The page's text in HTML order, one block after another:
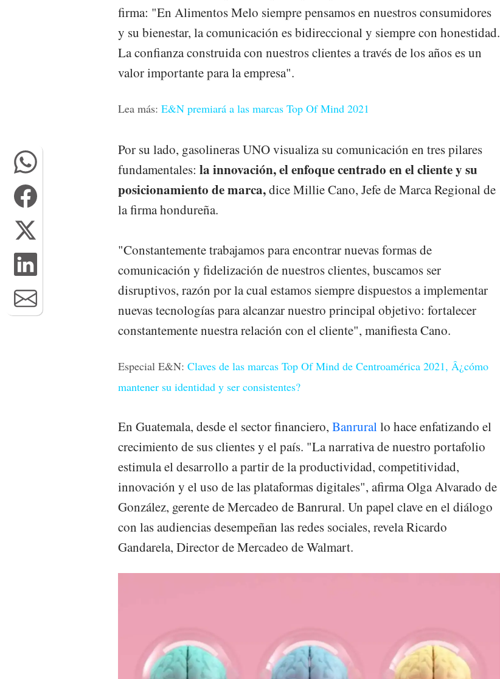
firma: "En Alimentos Melo siempre pensamos en nuestros consumidores
y su bienestar, la comunicación es bidireccional y siempre con honestidad.
La confianza construida con nuestros clientes a través de los años es un
valor importante para la empresa".
Lea más: E&N premiará a las marcas Top Of Mind 2021
Por su lado, gasolineras UNO visualiza su comunicación en tres pilares
fundamentales: la innovación, el enfoque centrado en el cliente y su
posicionamiento de marca,dice Millie Cano, Jefe de Marca Regional de
la firma hondureña.
"Constantemente trabajamos para encontrar nuevas formas de
comunicación y fidelización de nuestros clientes, buscamos ser
disruptivos, razón por la cual estamos siempre dispuestos a implementar
nuevas tecnologías para alcanzar nuestro principal objetivo: fortalecer
constantemente nuestra relación con el cliente", manifiesta Cano.
Especial E&N: Claves de las marcas Top Of Mind de Centroamérica 2021, Â¿cómo
mantener su identidad y ser consistentes?
En Guatemala, desde el sector financiero, Banrurallo hace enfatizando el
crecimiento de sus clientes y el país. "La narrativa de nuestro portafolio
estimula el desarrollo a partir de la productividad, competitividad,
innovación y el uso de las plataformas digitales", afirma Olga Alvarado de
González, gerente de Mercadeo de Banrural. Un papel clave en el diálogo
con las audiencias desempeñan las redes sociales, revela Ricardo
Gandarela, Director de Mercadeo de Walmart.